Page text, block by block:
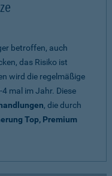
betroffen, auch
das Risiko ist
wird die regelmäßige
mal im Jahr. Diese
, die durch
Top, Premium